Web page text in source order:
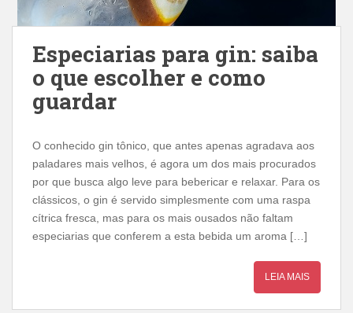
Especiarias para gin: saiba
o que escolher e como
guardar
O conhecido gin tônico, que antes apenas agradava aos
paladares mais velhos, é agora um dos mais procurados
por que busca algo leve para bebericar e relaxar. Para os
clássicos, o gin é servido simplesmente com uma raspa
cítrica fresca, mas para os mais ousados ​​não faltam
especiarias que conferem a esta bebida um aroma […]
LEIA MAIS